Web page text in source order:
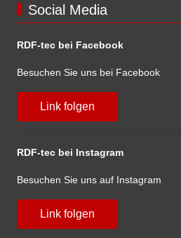
Social Media
RDF-tec bei Facebook
Besuchen Sie uns bei Facebook
Link folgen
RDF-tec bei Instagram
Besuchen Sie uns auf Instagram
Link folgen